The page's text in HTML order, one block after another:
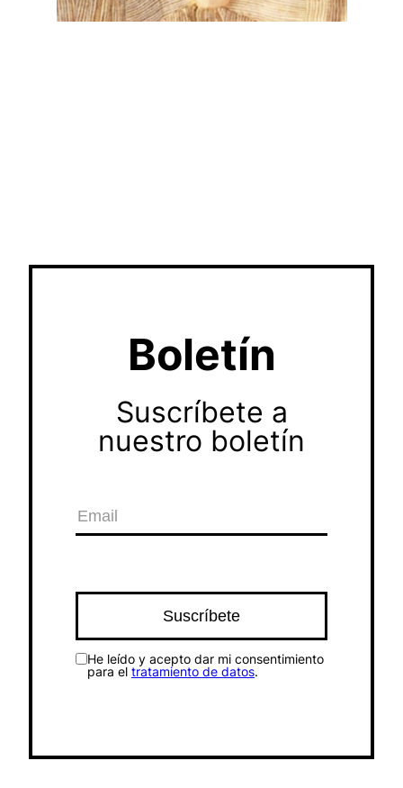
Boletín
Suscríbete a
nuestro boletín
He leído y acepto dar mi consentimiento
para el tratamiento de datos.